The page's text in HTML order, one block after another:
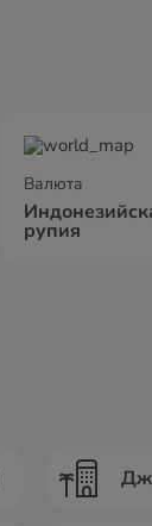
Валюта
рупия